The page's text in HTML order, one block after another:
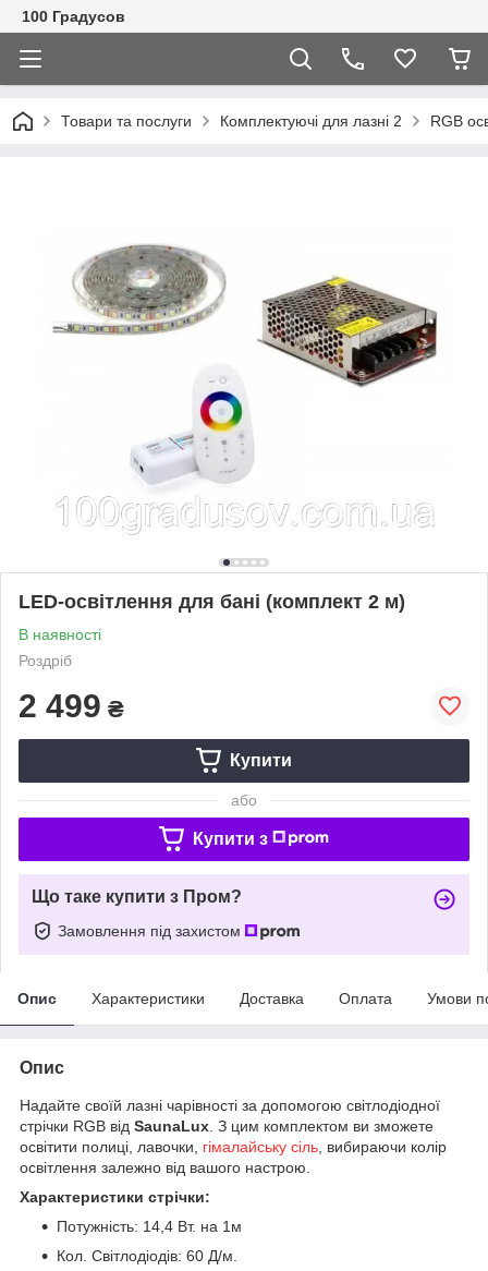
100 Градусов
Товари та послуги Комплектуючі для лазні 2 RGB
LED-освітлення для бані (комплект 2 м)
В наявності
Роздріб
2 499 ₴
Купити
або
Купити з
Що таке купити з Пром?
Замовлення під захистом
Опис Характеристики Доставка Оплата Умови
Опис
Надайте своїй лазні чарівності за допомогою світлодіодної
стрічки RGB від SaunaLux . З цим комплектом ви зможете
освітити полиці, лавочки, гімалайську сіль , вибираючи колір
освітлення залежно від вашого настрою.
Характеристики стрічки:
Потужність: 14,4 Вт. на 1м
Кол. Світлодіодів: 60 Д/м.